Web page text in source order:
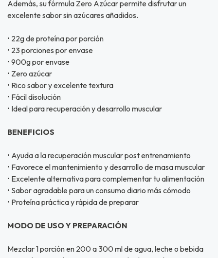
Además, su fórmula Zero Azúcar permite disfrutar un
excelente sabor sin azúcares añadidos.
• 22g de proteína por porción
• 23 porciones por envase
• 900g por envase
• Zero azúcar
• Rico sabor y excelente textura
• Fácil disolución
• Ideal para recuperación y desarrollo muscular
BENEFICIOS
• Ayuda a la recuperación muscular post entrenamiento
• Favorece el mantenimiento y desarrollo de masa muscular
• Excelente alternativa para complementar tu alimentación
• Sabor agradable para un consumo diario más cómodo
• Proteína práctica y rápida de preparar
MODO DE USO Y PREPARACIÓN
Mezclar 1 porción en 200 a 300 ml de agua, leche o bebida